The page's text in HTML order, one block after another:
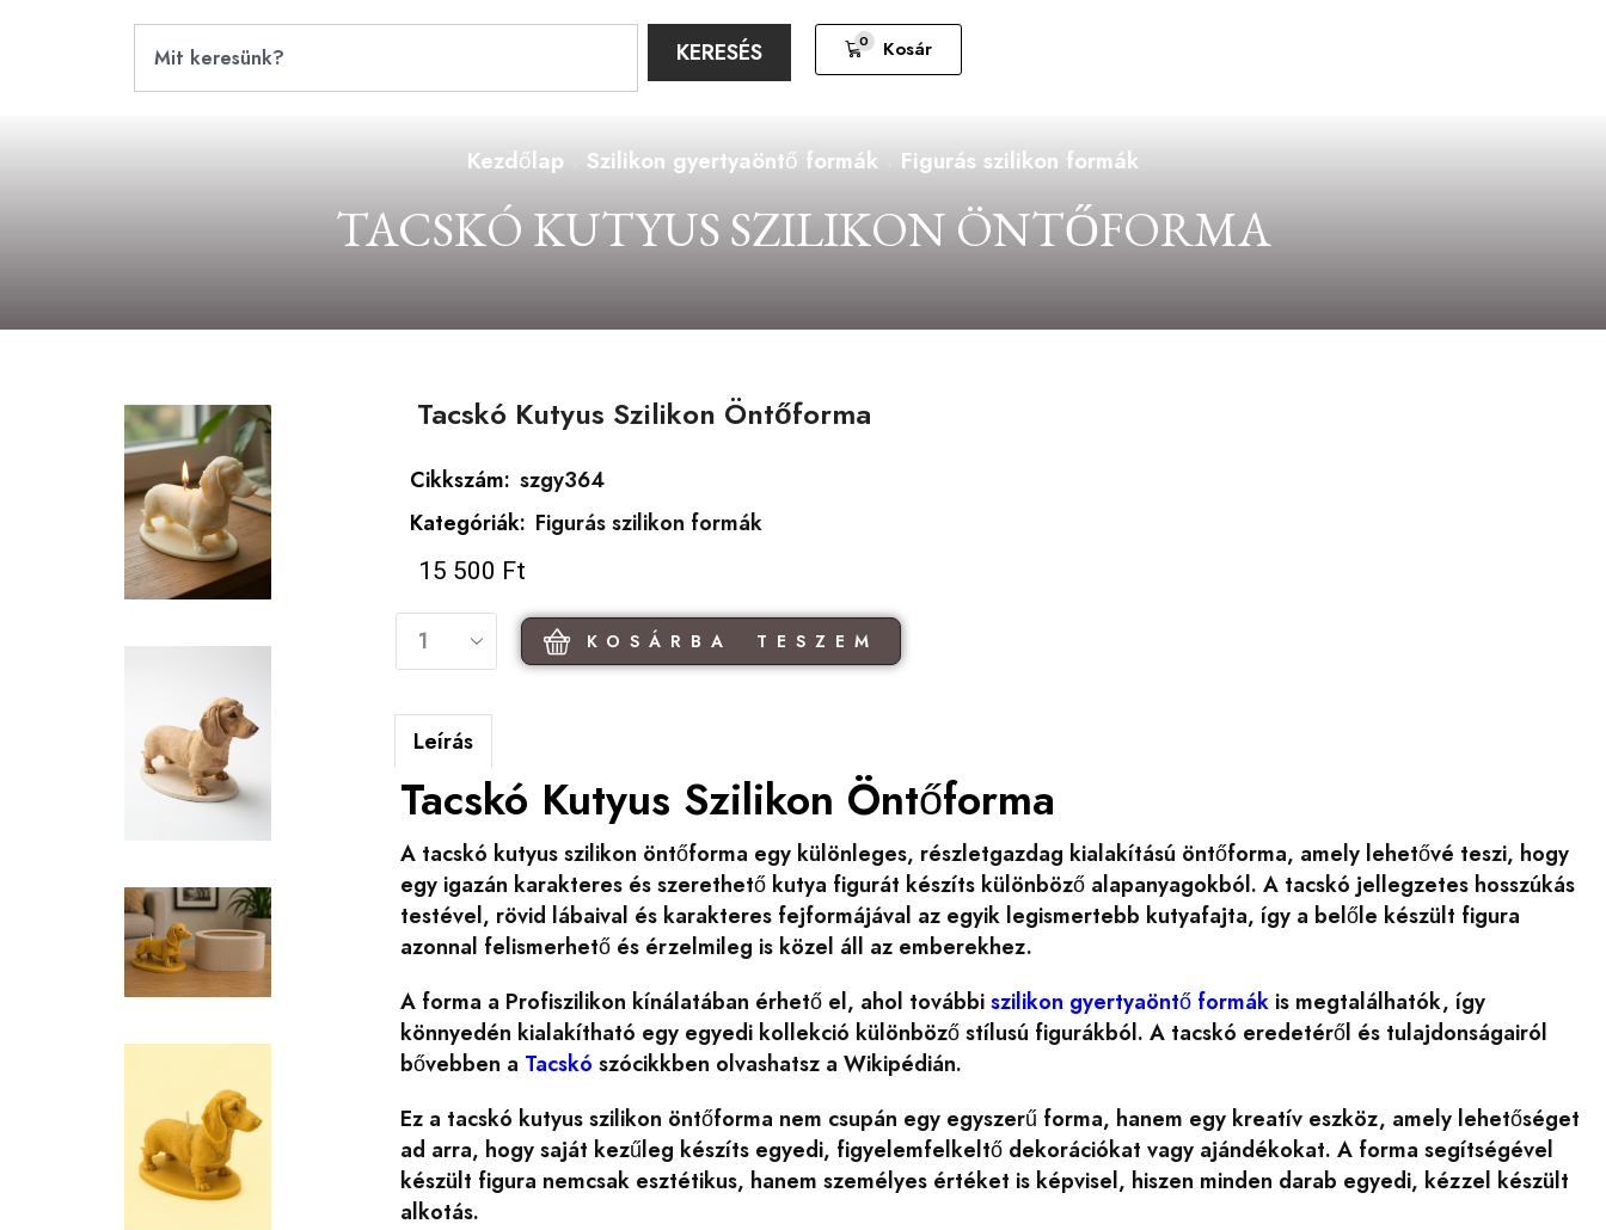
KERESÉS 0 Kosár
Kezdőlap Szilikon gyertyaöntő formák Figurás szilikon formák
TACSKÓ KUTYUS SZILIKON ÖNTŐFORMA
Tacskó Kutyus Szilikon Öntőforma
Cikkszám: szgy364
Kategóriák: Figurás szilikon formák
15 500 Ft
KOSÁRBA TESZEM
Leírás
Tacskó Kutyus Szilikon Öntőforma
A tacskó kutyus szilikon öntőforma egy különleges, részletgazdag kialakítású öntőforma, amely lehetővé teszi, hogy
egy igazán karakteres és szerethető kutya figurát készíts különböző alapanyagokból. A tacskó jellegzetes hosszúkás
testével, rövid lábaival és karakteres fejformájával az egyik legismertebb kutyafajta, így a belőle készült figura
azonnal felismerhető és érzelmileg is közel áll az emberekhez.
A forma a Profiszilikon kínálatában érhető el, ahol továbbiszilikon gyertyaöntő formák is megtalálhatók, így
könnyedén kialakítható egy egyedi kollekció különböző stílusú figurákból. A tacskó eredetéről és tulajdonságairól
bővebben a Tacskó szócikkben olvashatsz a Wikipédián.
Ez a tacskó kutyus szilikon öntőforma nem csupán egy egyszerű forma, hanem egy kreatív eszköz, amely lehetőséget
ad arra, hogy saját kezűleg készíts egyedi, figyelemfelkeltő dekorációkat vagy ajándékokat. A forma segítségével
készült figura nemcsak esztétikus, hanem személyes értéket is képvisel, hiszen minden darab egyedi, kézzel készült
alkotás.